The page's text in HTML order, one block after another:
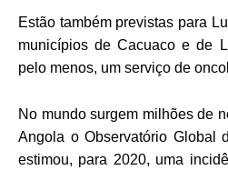
Estão também previstas para
municípios de Cacuaco e de
pelo menos, um serviço de
No mundo surgem milhões de
Angola o Observatório Global
estimou, para 2020, uma